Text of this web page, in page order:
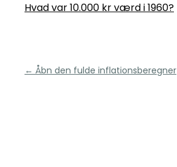
Hvad var 10.000 kr værd i 1960?
← Åbn den fulde inflationsberegner